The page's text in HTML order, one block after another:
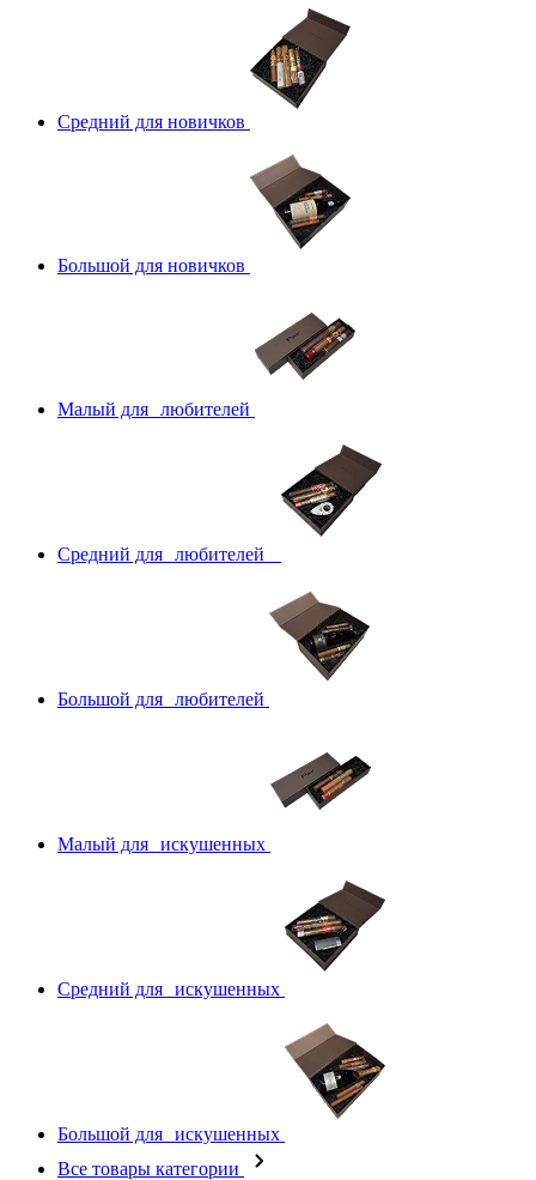
Средний для новичков
Большой для новичков
Малый для любителей
Средний для любителей
Большой для любителей
Малый для искушенных
Средний для искушенных
Большой для искушенных
Все товары категории